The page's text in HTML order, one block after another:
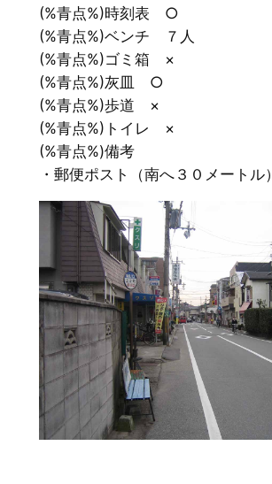
(%青点%)時刻表 ○
(%青点%)ベンチ ７人
(%青点%)ゴミ箱 ×
(%青点%)灰皿 ○
(%青点%)歩道 ×
(%青点%)トイレ ×
(%青点%)備考
・郵便ポスト（南へ３０メートル）